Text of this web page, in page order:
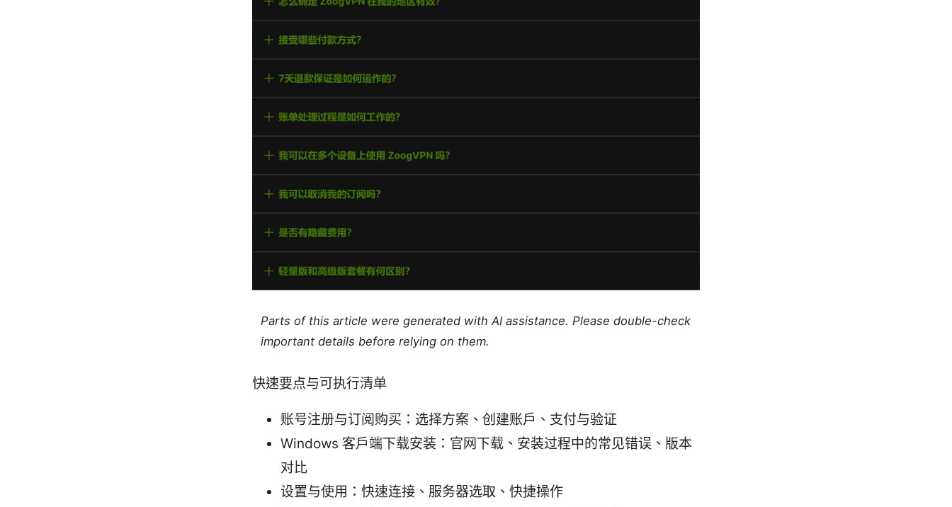
Parts of this article were generated with AI assistance. Please double-check
important details before relying on them.
快速要点与可执行清单
账号注册与订阅购买：选择方案、创建账户、支付与验证
Windows 客户端下载安装：官网下载、安装过程中的常见错误、版本
对比
设置与使用：快速连接、服务器选取、快捷操作